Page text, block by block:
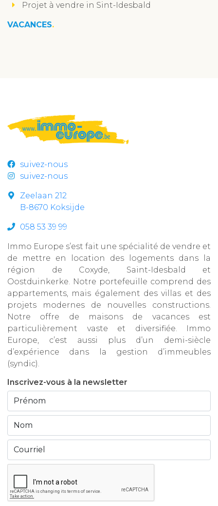
Projet à vendre in Sint-Idesbald
VACANCES
suivez-nous
suivez-nous
Zeelaan 212
B-8670 Koksijde
058 53 39 99
Immo Europe s’est fait une spécialité de vendre et
de mettre en location des logements dans la
région de Coxyde, Saint-Idesbald et
Oostduinkerke. Notre portefeuille comprend des
appartements, mais également des villas et des
projets modernes de nouvelles constructions.
Notre offre de maisons de vacances est
particulièrement vaste et diversifiée. Immo
Europe, c’est aussi plus d’un demi-siècle
d’expérience dans la gestion d’immeubles
(syndic).
Inscrivez-vous à la newsletter